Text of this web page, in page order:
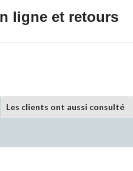
ligne et retours
Les clients ont aussi consulté